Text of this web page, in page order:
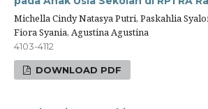
Michella Cindy Natasya Putri, Paskahlia
Fiora Syania, Agustina Agustina
4103-4112
DOWNLOAD PDF